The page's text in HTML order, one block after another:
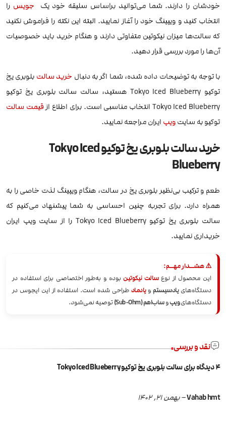
خودشان را دارند. شما می‌توانید براساس سلیقه خود یک جویس را
انتخاب کنید و ویپینگ خود را آغاز نمایید. البته این نکته را فراموش نکنید
که سالت‌ها میزان نیکوتین متفاوتی دارند و هنگام خرید باید خصوصیات
آن‌ها را مورد بررسی قرار دهید.
با توجه به توضیحات داده شده، شما اگر به دنبال خرید سالت بلوبری یخ
توکیو Tokyo Iced Blueberry هستید، سالت سالت بلوبری یخ توکیو
Tokyo Iced Blueberry انتخاب مناسبی است. برای اطلاع از
قیمت سالت
توکیو به سایتویپ ایران مراجعه نمایید.
خرید
سالت بلوبری یخ توکیو Tokyo Iced
Blueberry
طعم و ترکیب بی‌نظیر بلوبری یخ در سالت، هنگام ویپینگ لذت خاصی را به
همراه دارد. برای تجربه چنین احساسی به شما پیشنهاد می‌کنیم که
سالت بلوبری یخ توکیو Tokyo Iced Blueberry را از سایت ویپ ایران
خریداری نمایید.
⚠️ هشــدار مهــم:
این محصول از نوعسالت نیکوتینبوده و به‌طور اختصاصی برای استفاده در
دستگاه‌هایپادسیستموپادماد طراحی شده است. استفاده از این ایجوس در
دستگاه‌هایویپوساب‌اهم (Sub-Ohm) توصیه نمی‌شود.
نقد و بررسی
4 دیدگاه برای سالت بلوبری یخ توکیو Tokyo Iced Blueberry
Vahab hmt
– بهمن 21, 1402